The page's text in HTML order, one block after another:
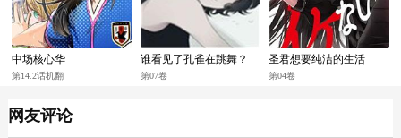
中场核心华
第14.2话机翻
谁看见了孔雀在跳舞？
第07卷
圣君想要纯洁的生活
第04卷
网友评论